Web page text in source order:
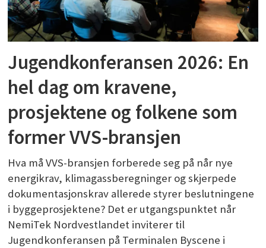
Jugendkonferansen 2026: En
hel dag om kravene,
prosjektene og folkene som
former VVS-bransjen
Hva må VVS-bransjen forberede seg på når nye
energikrav, klimagassberegninger og skjerpede
dokumentasjonskrav allerede styrer beslutningene
i byggeprosjektene? Det er utgangspunktet når
NemiTek Nordvestlandet inviterer til
Jugendkonferansen på Terminalen Byscene i